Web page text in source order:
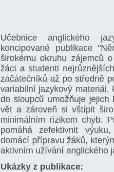
Učebnice anglického
koncipované publikace
širokému okruhu zájemců
žáci a studenti
začátečníků až po středně
variabilní jazykový materiál,
do sloupců umožňuje jejich
vět a zároveň si vštípit
minimálním rizikem chyb.
pomáhá zefektivnit
domácí přípravu žáků,
aktivním užívání anglického
Ukázky z publikace: